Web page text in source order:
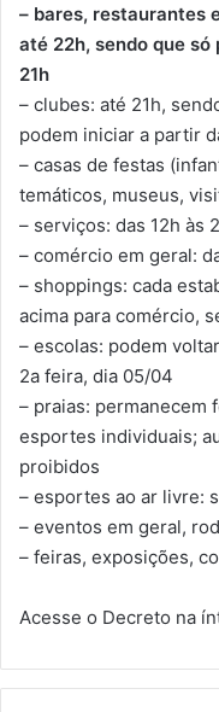
– bares, restaurantes
até 22h, sendo que
21h
– clubes: até 21h,
podem iniciar a partir
– casas de festas
temáticos, museus,
– serviços: das 12h às
– comércio em geral:
– shoppings: cada
acima para comércio,
– escolas: podem
2a feira, dia 05/04
– praias: permanecem
esportes individuais;
proibidos
– esportes ao ar livre:
– eventos em geral,
– feiras, exposições,
Acesse o Decreto na